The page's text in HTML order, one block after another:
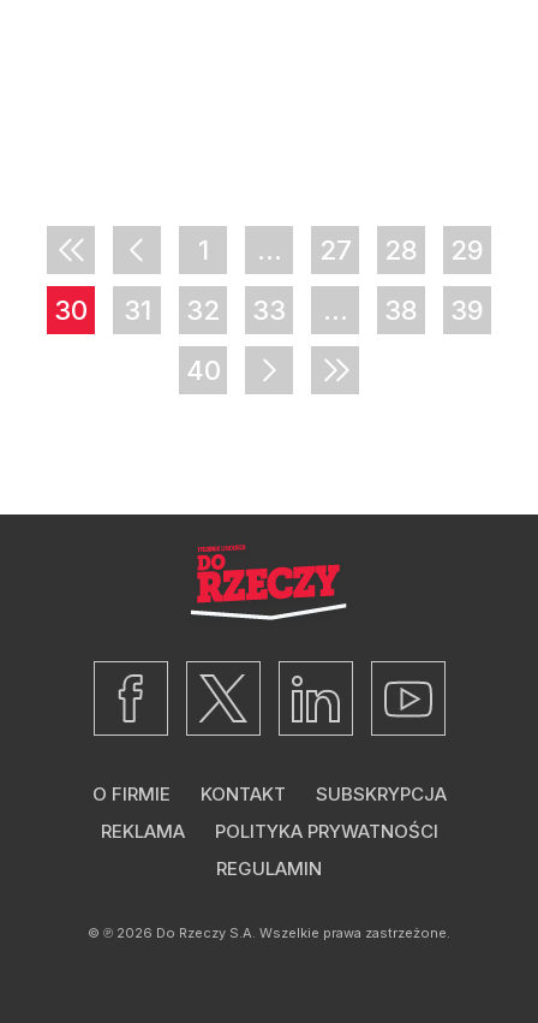
1 ... 27 28
29
30
31 32 33 ... 38
39
40
O FIRMIE KONTAKT
SUBSKRYPCJA
REKLAMA
POLITYKA PRYWATNOŚCI
REGULAMIN
© ℗ 2026 Do Rzeczy S.A. Wszelkie prawa zastrzeżone.